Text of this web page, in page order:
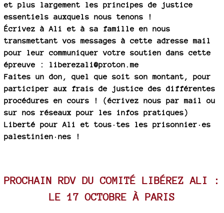
et plus largement les principes de justice
essentiels auxquels nous tenons !
Écrivez à Ali et à sa famille en nous
transmettant vos messages à cette adresse mail
pour leur communiquer votre soutien dans cette
épreuve : liberezali@proton.me
Faites un don, quel que soit son montant, pour
participer aux frais de justice des différentes
procédures en cours ! (écrivez nous par mail ou
sur nos réseaux pour les infos pratiques)
Liberté pour Ali et tous·tes les prisonnier·es
palestinien·nes !
PROCHAIN RDV DU COMITÉ LIBÉREZ ALI :
LE 17 OCTOBRE À PARIS